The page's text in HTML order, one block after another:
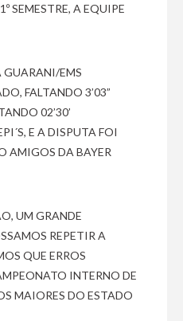
SEMESTRE, A EQUIPE
GUARANI/EMS
FALTANDO 3’03”
02’30’
E A DISPUTA FOI
AMIGOS DA BAYER
UM GRANDE
REPETIR A
QUE ERROS
INTERNO DE
MAIORES DO ESTADO